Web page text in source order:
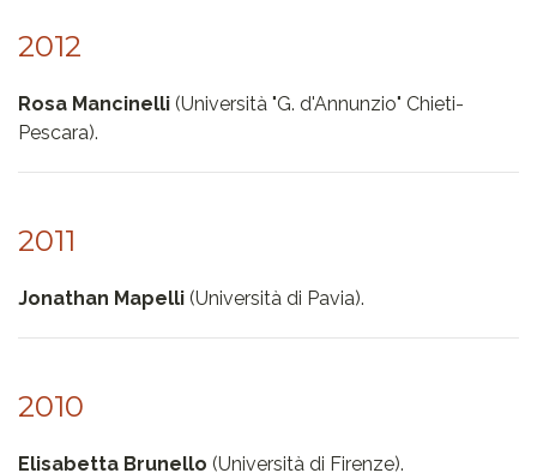
2012
Rosa Mancinelli (Università "G. d'Annunzio" Chieti-
Pescara).
2011
Jonathan Mapelli (Università di Pavia).
2010
Elisabetta Brunello (Università di Firenze).